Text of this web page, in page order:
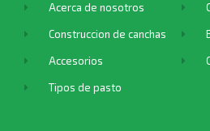
Acerca de nosotros
Construccion de canchas
Accesorios
Tipos de pasto